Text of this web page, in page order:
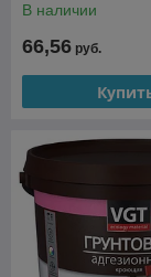
В наличии
66,56 руб.